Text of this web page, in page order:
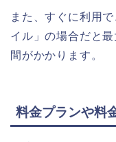
また、すぐに利用
イル」の場合だと
間がかかります。
料金プランや料